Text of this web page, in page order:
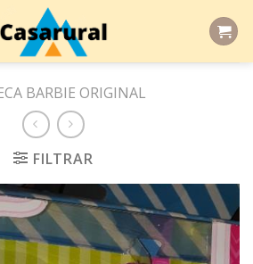
BARBIE ORIGINAL
FILTRAR